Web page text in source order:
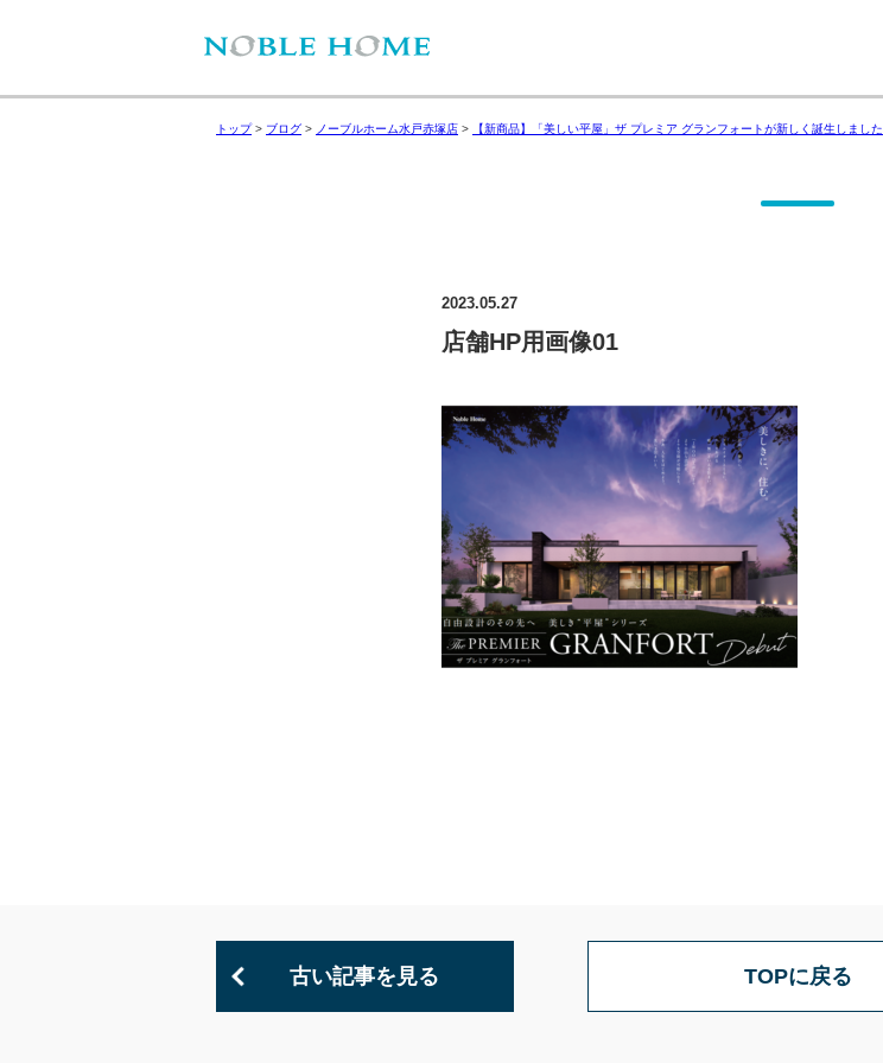
トップ> ブログ > ノーブルホーム水戸赤塚店 > 【新商品】「美しい平屋」ザ プレミア グランフォートが新しく誕生しました
2023.05.27
店舗HP用画像01
古い記事を見る TOPに戻る